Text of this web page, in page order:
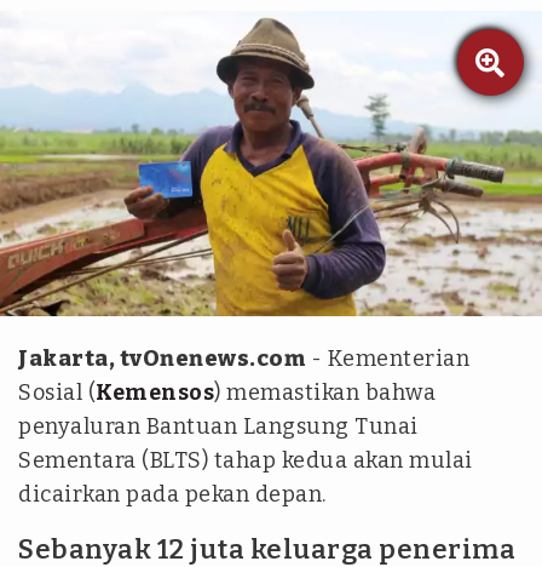

BBRI
Jakarta, tvOnenews.com - Kementerian
Sosial (Kemensos) memastikan bahwa
penyaluran Bantuan Langsung Tunai
Sementara (BLTS) tahap kedua akan mulai
dicairkan pada pekan depan.
Sebanyak 12 juta keluarga penerima